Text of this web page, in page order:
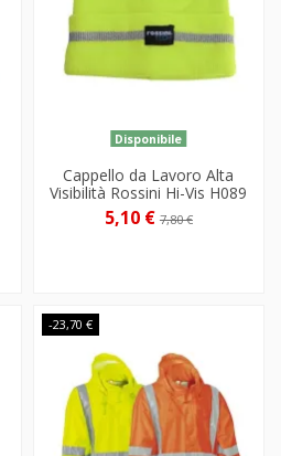
Disponibile
Cappello da Lavoro Alta
Visibilità Rossini Hi-Vis H089
5,10 € 7,80 €
-23,70 €